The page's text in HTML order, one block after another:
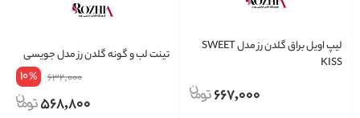
لیپ اویل براق گلدن رز مدل SWEET
KISS
667,000
تینت لب و گونه گلدن رز مدل جویسی
632,000
10%
568,800